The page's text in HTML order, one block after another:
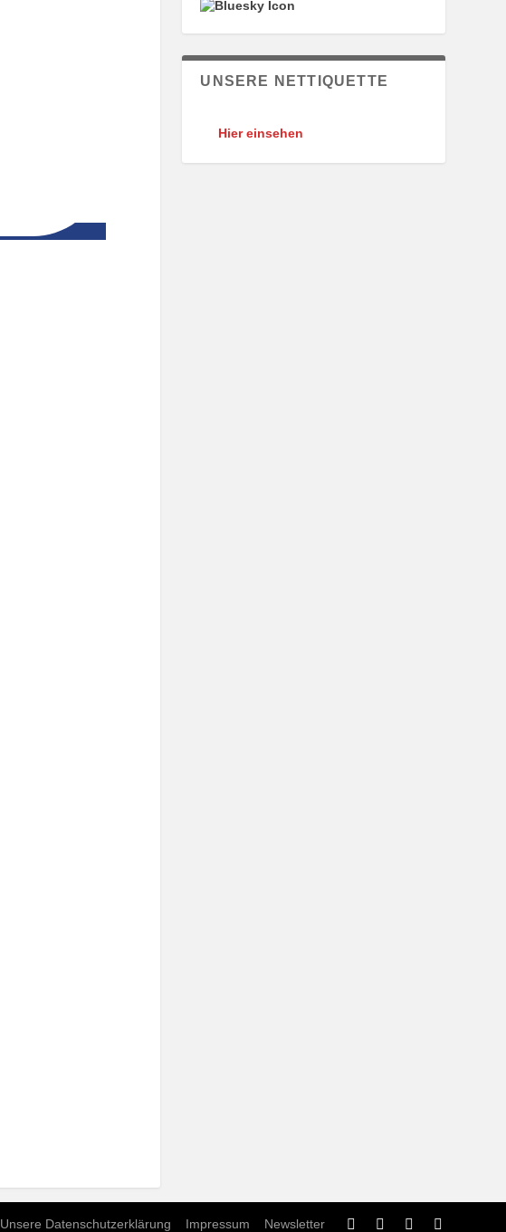
UNSERE NETTIQUETTE
Hier einsehen
Unsere Datenschutzerklärung Impressum Newsletter